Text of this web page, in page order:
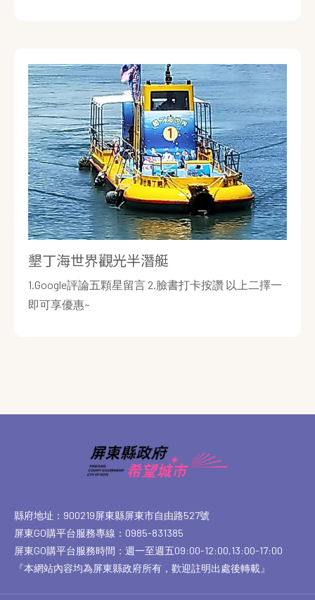
墾丁海世界觀光半潛艇
1.Google評論五顆星留言 2.臉書打卡按讚 以上二擇一
即可享優惠~
縣府地址：900219屏東縣屏東市自由路527號
屏東GO購平台服務專線：0985-831385
屏東GO購平台服務時間：週一至週五09:00-12:00,13:00-17:00
『本網站內容均為屏東縣政府所有，歡迎註明出處後轉載』